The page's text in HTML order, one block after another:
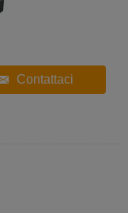
Contattaci